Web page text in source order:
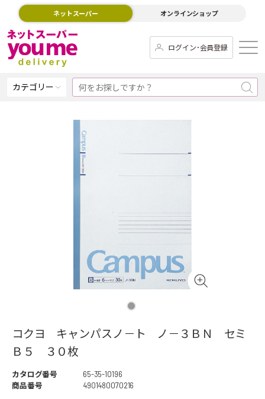
ネットスーパー オンラインショップ
ログイン･会員登録
カテゴリー
コクヨ キャンパスノ－ト ノ－３ＢＮ セミ
Ｂ５ ３０枚
カタログ番号
65-35-10196
商品番号
4901480070216